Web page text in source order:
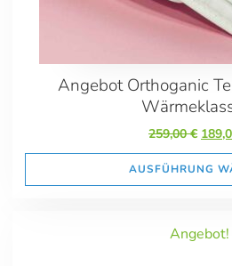
Angebot Orthoganic
259,00€
Preis
war:
AUSFÜHRUNG
Angebot!